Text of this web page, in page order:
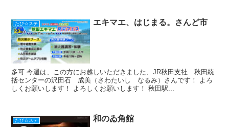
たび☆ステ エキマエ、はじまる。さんど市
多可 今週は、この方にお越しいただきました、JR秋田支社 秋田統
括センターの沢田石 成美（さわたいし なるみ）さんです！ よろ
しくお願いします！ よろしくお願いします！ 秋田駅...
たび☆ステ 和のゐ角館